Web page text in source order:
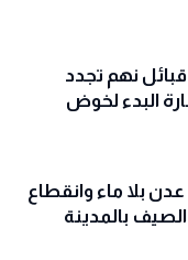
قبائل نهم تجدد
البدء لخوض
بلا ماء وانقطاع
بالمدينة